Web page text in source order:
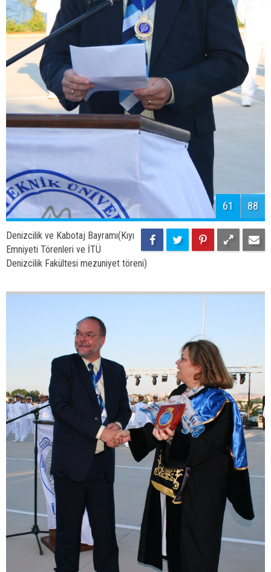
63 88
Denizcilik ve Kabotaj Bayramı(Kıyı
Emniyeti Törenleri ve İTÜ
Denizcilik Fakültesi mezuniyet töreni)
88